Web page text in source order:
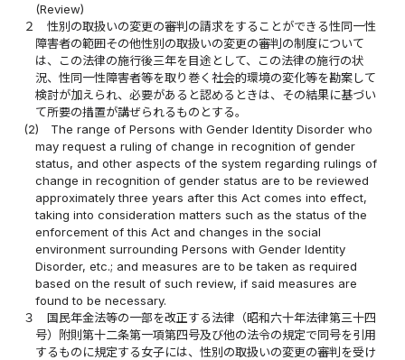
(Review)
２
性別の取扱いの変更の審判の請求をすることができる性同一性
障害者の範囲その他性別の取扱いの変更の審判の制度について
は、この法律の施行後三年を目途として、この法律の施行の状
況、性同一性障害者等を取り巻く社会的環境の変化等を勘案して
検討が加えられ、必要があると認めるときは、その結果に基づい
て所要の措置が講ぜられるものとする。
(2)
The range of Persons with Gender Identity Disorder who
may request a ruling of change in recognition of gender
status, and other aspects of the system regarding rulings of
change in recognition of gender status are to be reviewed
approximately three years after this Act comes into effect,
taking into consideration matters such as the status of the
enforcement of this Act and changes in the social
environment surrounding Persons with Gender Identity
Disorder, etc.; and measures are to be taken as required
based on the result of such review, if said measures are
found to be necessary.
３
国民年金法等の一部を改正する法律（昭和六十年法律第三十四
号）附則第十二条第一項第四号及び他の法令の規定で同号を引用
するものに規定する女子には、性別の取扱いの変更の審判を受け